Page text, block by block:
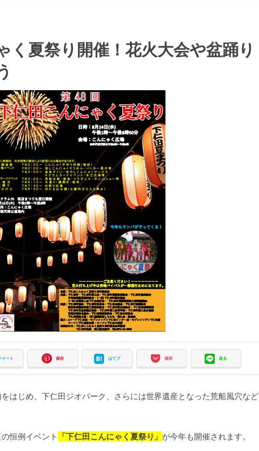
く夏祭り開催！花火大会や盆踊り
イート 保存 はてブ 保存 送る
はじめ、下仁田ジオパーク、さらには世界遺産となった荒船風穴など
恒例イベント 「下仁田こんにゃく夏祭り」 が今年も開催されます。